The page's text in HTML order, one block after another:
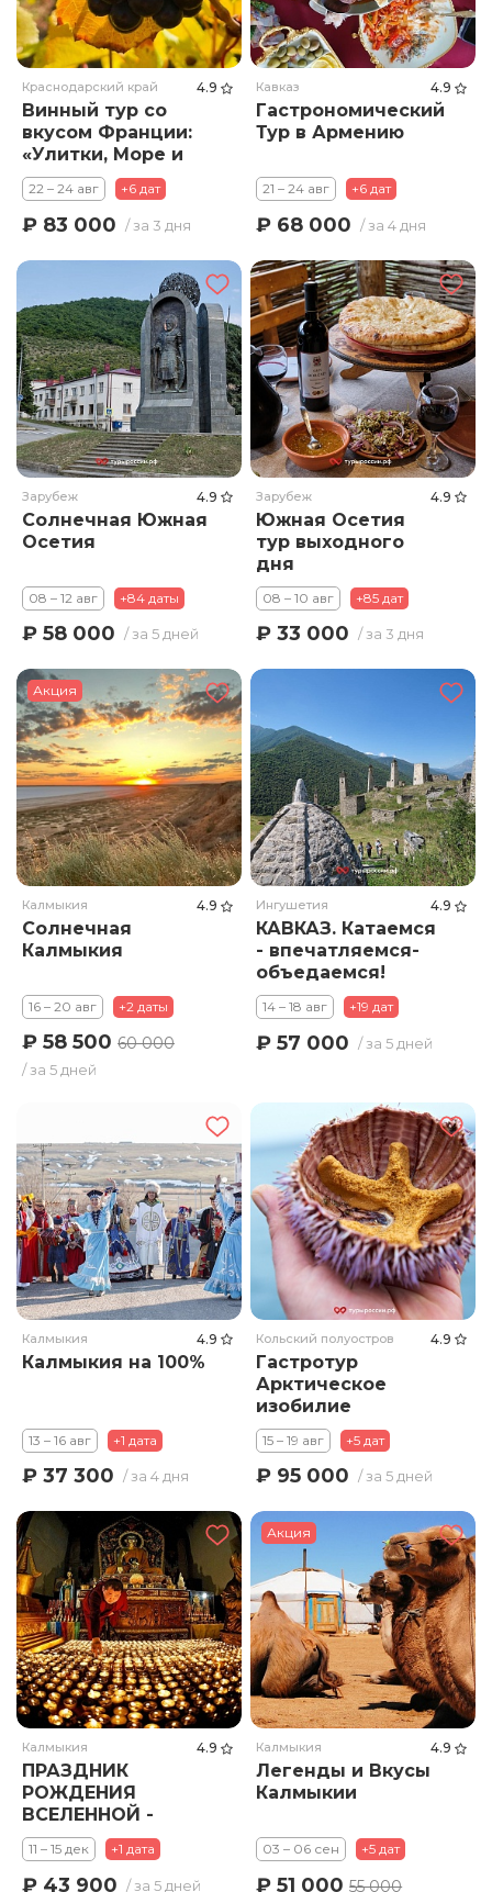
Краснодарский край 4.9
Винный тур со
вкусом Франции:
«Улитки, Море и
Вино»
22 – 24 авг +6 дат
₽ 83 000 / за 3 дня
Кавказ 4.9
Гастрономический
Тур в Армению
21 – 24 авг +6 дат
₽ 68 000 / за 4 дня
Зарубеж 4.9
Солнечная Южная
Осетия
08 – 12 авг +84 даты
₽ 58 000 / за 5 дней
Зарубеж 4.9
Южная Осетия
тур выходного
дня
08 – 10 авг +85 дат
₽ 33 000 / за 3 дня
Акция
Калмыкия 4.9
Солнечная
Калмыкия
16 – 20 авг +2 даты
₽ 58 500 60 000
/ за 5 дней
Ингушетия 4.9
КАВКАЗ. Катаемся
- впечатляемся-
объедаемся!
14 – 18 авг +19 дат
₽ 57 000 / за 5 дней
Калмыкия 4.9
Калмыкия на 100%
13 – 16 авг +1 дата
₽ 37 300 / за 4 дня
Кольский полуостров 4.9
Гастротур
Арктическое
изобилие
15 – 19 авг +5 дат
₽ 95 000 / за 5 дней
Калмыкия 4.9
ПРАЗДНИК
РОЖДЕНИЯ
ВСЕЛЕННОЙ -
ПРАЗДНИК 1000
ЛАМПАД
11 – 15 дек +1 дата
₽ 43 900 / за 5 дней
Акция
Калмыкия 4.9
Легенды и Вкусы
Калмыкии
03 – 06 сен +5 дат
₽ 51 00055 000